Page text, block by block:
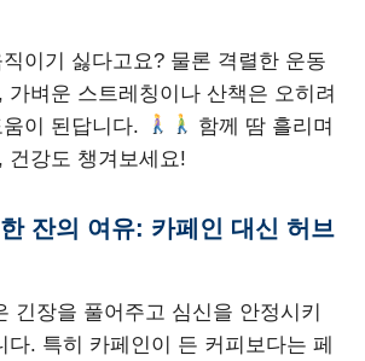
이기 싫다고요? 물론 격렬한 운동
가벼운 스트레칭이나 산책은 오히려
이 된답니다.
함께 땀 흘리며
건강도 챙겨보세요!
잔의 여유: 카페인 대신 허브
긴장을 풀어주고 심신을 안정시키
다. 특히 카페인이 든 커피보다는 페